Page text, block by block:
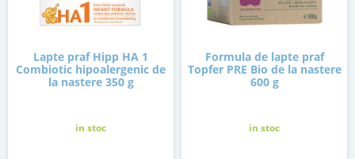
Lapte praf Hipp HA 1
Combiotic hipoalergenic de
la nastere 350 g
in stoc
Formula de lapte praf
Topfer PRE Bio de la nastere
600 g
in stoc